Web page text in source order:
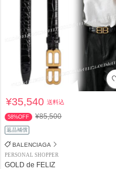
¥35,540送料込
58%OFF ¥85,500
返品補償
BALENCIAGA
PERSONAL SHOPPER
GOLD de FELIZ